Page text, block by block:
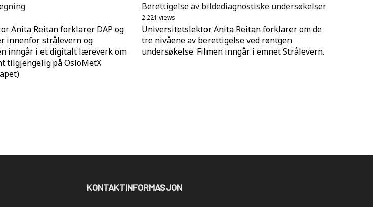
Anita Reitan forklarer DAP og
innenfor strålevern og
inngår i et digitalt læreverk om
tilgjengelig på OsloMetX
Berettigelse av bildediagnostiske undersøkelser
2.221 views
Universitetslektor Anita Reitan forklarer om de
tre nivåene av berettigelse ved røntgen
undersøkelse. Filmen inngår i emnet Strålevern.
KONTAKTINFORMASJON